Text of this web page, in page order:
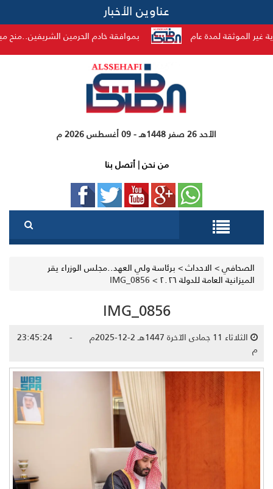
عناوين الأخبار
لمدة عام بموافقة خادم الحرمين الشريفين..منح ميدالية الاستحقاق من الدرجة الثانية
الأحد 26 صفر 1448هـ - 09 أغسطس 2026 م
من نحن|أتصل بنا
الصحافي> الاحداث> برئاسة ولي العهد..مجلس الوزراء يقر
الميزانية العامة للدولة ٢٠٢٦
>
IMG_0856
IMG_0856
الثلاثاء 11 جمادى الآخرة 1447هـ 2-12-2025م - 23:45:24
م